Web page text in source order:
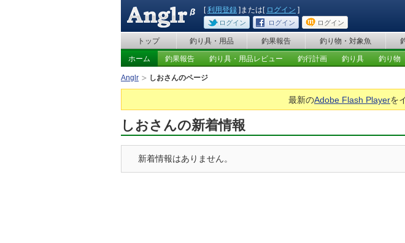
[利用登録 ]または[ ログイン ]
ログイン ログイン ログイン
トップ 釣り具・用品 釣果報告 釣り物・対象魚
ホーム 釣果報告 釣り具・用品レビュー 釣行計画 釣り具 釣り物
Anglr しおさんのページ
最新のAdobe Flash Playerを
しおさんの新着情報
新着情報はありません。